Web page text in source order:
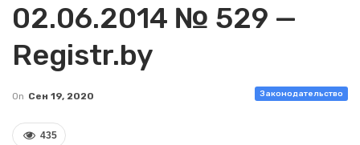
02.06.2014 № 529 —
Registr.by
Законодательство
On Сен 19, 2020
435